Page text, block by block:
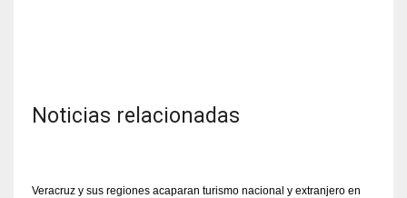
Noticias relacionadas
Veracruz y sus regiones acaparan turismo nacional y extranjero en